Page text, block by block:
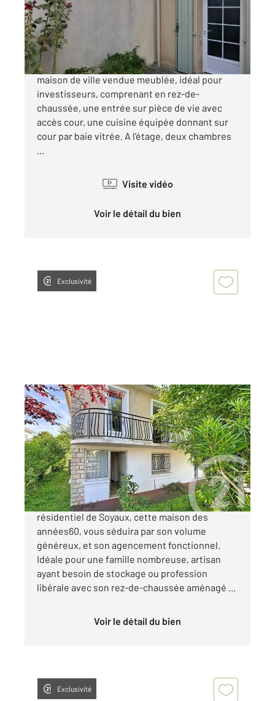
Maison à vendre
129 600 €
ANGOULEME VICTOR HUGO/CHAMP DE MARS,
maison de ville vendue meublée, idéal pour
investisseurs, comprenant en rez-de-
chaussée, une entrée sur pièce de vie avec
accès cour, une cuisine équipée donnant sur
cour par baie vitrée. A l'étage, deux chambres
Visite vidéo
Voir le détail du bien
Exclusivité
SOYAUX 16
142 m2, 6 pièces
Ref : 8088
Maison à vendre
169 060 €
2 mn ANGOULEME - Dans un quartier
résidentiel de Soyaux, cette maison des
années60, vous séduira par son volume
généreux, et son agencement fonctionnel.
Idéale pour une famille nombreuse, artisan
ayant besoin de stockage ou profession
libérale avec son rez-de-chaussée aménagé ...
Voir le détail du bien
Exclusivité